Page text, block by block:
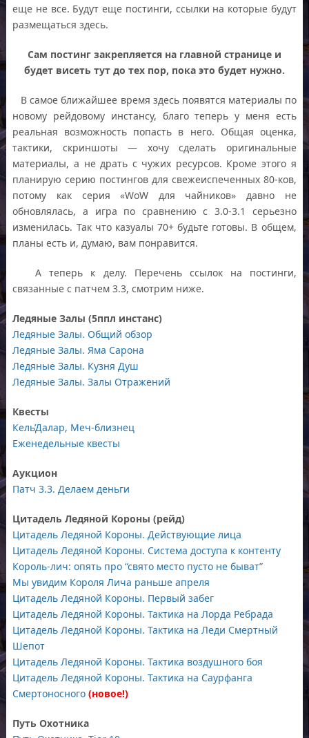
еще не все. Будут еще постинги, ссылки на которые будут
размещаться здесь.
Сам постинг закрепляется на главной странице и
будет висеть тут до тех пор, пока это будет нужно.
В самое ближайшее время здесь появятся материалы по
новому рейдовому инстансу, благо теперь у меня есть
реальная возможность попасть в него. Общая оценка,
тактики, скриншоты — хочу сделать оригинальные
материалы, а не драть с чужих ресурсов. Кроме этого я
планирую серию постингов для свежеиспеченных 80-ков,
потому как серия «WoW для чайников» давно не
обновлялась, а игра по сравнению с 3.0-3.1 серьезно
изменилась. Так что казуалы 70+ будьте готовы. В общем,
планы есть и, думаю, вам понравится.
А теперь к делу. Перечень ссылок на постинги,
связанные с патчем 3.3, смотрим ниже.
Ледяные Залы (5ппл инстанс)
Ледяные Залы. Общий обзор
Ледяные Залы. Яма Сарона
Ледяные Залы. Кузня Душ
Ледяные Залы. Залы Отражений
Квесты
Кель’Далар, Меч-близнец
Еженедельные квесты
Аукцион
Патч 3.3. Делаем деньги
Цитадель Ледяной Короны (рейд)
Цитадель Ледяной Короны. Действующие лица
Цитадель Ледяной Короны. Система доступа к контенту
Король-лич: опять про “свято место пусто не быват”
Мы увидим Короля Лича раньше апреля
Цитадель Ледяной Короны. Первый забег
Цитадель Ледяной Короны. Тактика на Лорда Ребрада
Цитадель Ледяной Короны. Тактика на Леди Смертный
Шепот
Цитадель Ледяной Короны. Тактика воздушного боя
Цитадель Ледяной Короны. Тактика на Саурфанга
Смертоносного (новое!)
Путь Охотника